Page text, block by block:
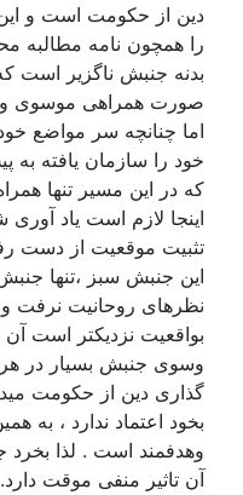
دین از حکومت است و
را همچون نامه مطالبه
بدنه جنبش ناگزیر است
صورت همراهی موسوی و
اما چنانچه سر مواضع
خود را سازمان یافته به
که در این مسیر تنها
اینجا لازم است یاد
تثبیت موقعیت از دست
این جنبش سبز ،تنها
نظرهای روحانیت نرفت و
بواقعیت نزدیکتر است
وسوی جنبش بسیار در
گذاری دین از حکومت
بخود اعتماد ندارد ، به
وهدفمند است . لذا
آن تاثیر منفی موقت